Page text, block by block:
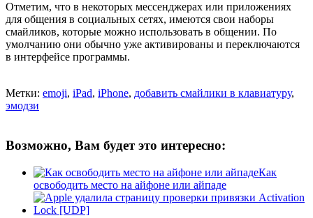
Отметим, что в некоторых мессенджерах или приложениях
для общения в социальных сетях, имеются свои наборы
смайликов, которые можно использовать в общении. По
умолчанию они обычно уже активированы и переключаются
в интерфейсе программы.
Метки: emoji, iPad, iPhone, добавить смайлики в клавиатуру,
эмодзи
Возможно, Вам будет это интересно:
Как
освободить место на айфоне или айпаде